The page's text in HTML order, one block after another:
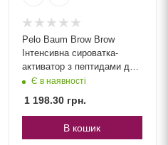
Pelo Baum Brow Brow
Інтенсивна сироватка-
активатор з пептидами для
густоти та відновлення
Є в наявності
1 198.30грн.
В кошик